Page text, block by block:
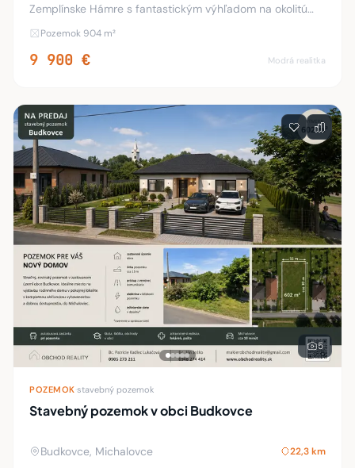
Zemplínske Hámre s fantastickým výhľadom na okolitú
prírodu Chránenej krajinnej oblasti Vihorlat a vzdialené
Pozemok 904 m²
9 900 € Modrá realitka
5
POZEMOK stavebný pozemok
Stavebný pozemok v obci Budkovce
Budkovce, Michalovce 22,3 km